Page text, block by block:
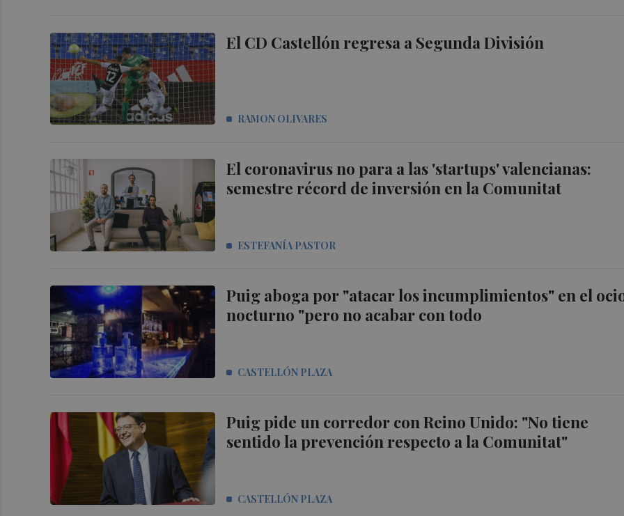
El CD Castellón regresa a Segunda División
RAMON OLIVARES
El coronavirus no para a las 'startups' valencianas:
semestre récord de inversión en la Comunitat
ESTEFANÍA PASTOR
Puig aboga por "atacar los incumplimientos" en el
nocturno "pero no acabar con todo
CASTELLÓN PLAZA
Puig pide un corredor con Reino Unido: "No tiene
sentido la prevención respecto a la Comunitat"
CASTELLÓN PLAZA